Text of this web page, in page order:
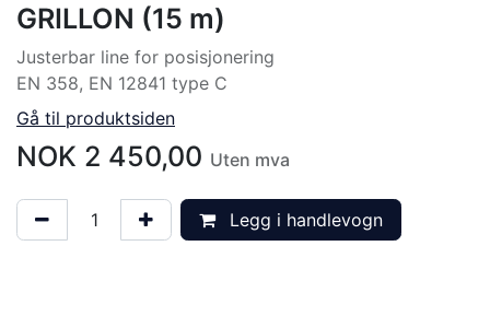
GRILLON (15 m)
Justerbar line for posisjonering
EN 358, EN 12841 type C
Gå til produktsiden
NOK 2 450,00 Uten mva
Legg i handlevogn